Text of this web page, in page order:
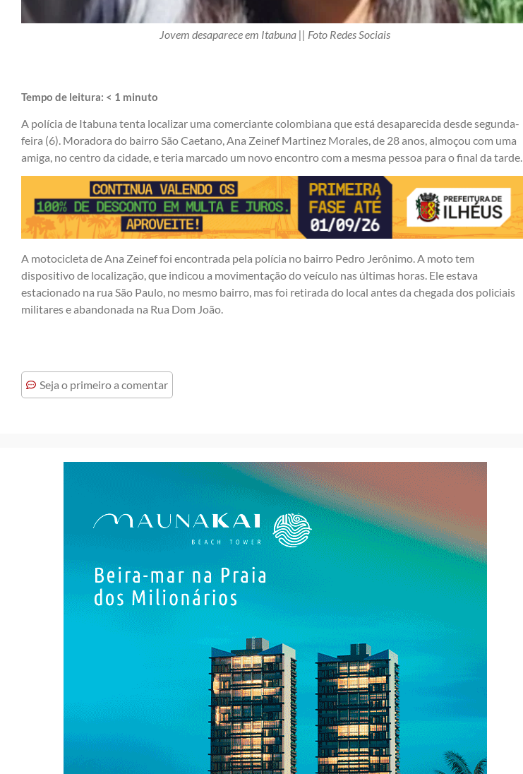
Jovem desaparece em Itabuna || Foto Redes Sociais
Tempo de leitura: < 1 minuto
A polícia de Itabuna tenta localizar uma comerciante colombiana que está desaparecida desde segunda-
feira (6). Moradora do bairro São Caetano, Ana Zeinef Martinez Morales, de 28 anos, almoçou com uma
amiga, no centro da cidade, e teria marcado um novo encontro com a mesma pessoa para o final da tarde.
A motocicleta de Ana Zeinef foi encontrada pela polícia no bairro Pedro Jerônimo. A moto tem
dispositivo de localização, que indicou a movimentação do veículo nas últimas horas. Ele estava
estacionado na rua São Paulo, no mesmo bairro, mas foi retirada do local antes da chegada dos policiais
militares e abandonada na Rua Dom João.
Seja o primeiro a comentar